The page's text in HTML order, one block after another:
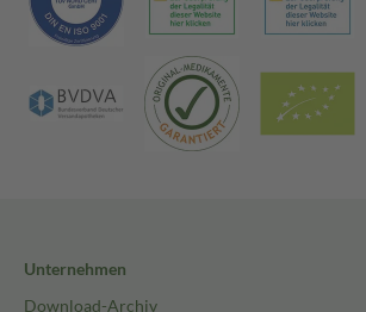
Unternehmen
Download-Archiv